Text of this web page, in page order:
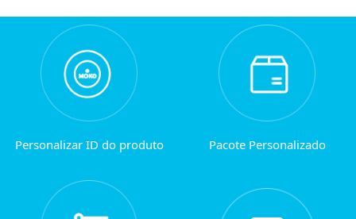
Personalizar ID do produto Pacote Personalizado